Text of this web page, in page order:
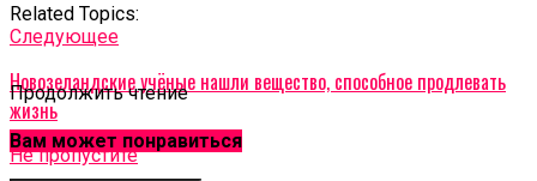
Related Topics:
Cледующее
Новозеландские учёные нашли вещество, способное продлевать
жизнь
Не пропустите
Продолжить чтение
Вам может понравиться